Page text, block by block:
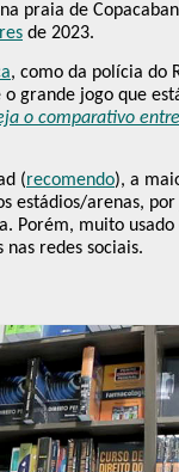
praia de
de 2023.
, como da polícia do
grande jogo que
o comparativo
(recomendo), a
estádios/arenas, por
Porém, muito usado
redes sociais.